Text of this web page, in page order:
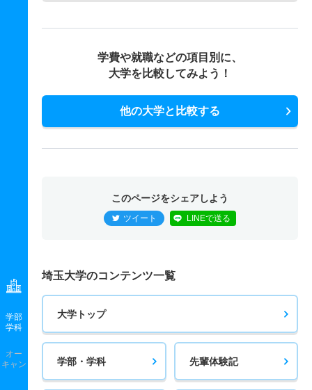
学部
学科
オー
キャン
学費や就職などの項目別に、
大学を比較してみよう！
他の大学と比較する
このページをシェアしよう
ツイート LINEで送る
埼玉大学のコンテンツ一覧
大学トップ
学部・学科 先輩体験記